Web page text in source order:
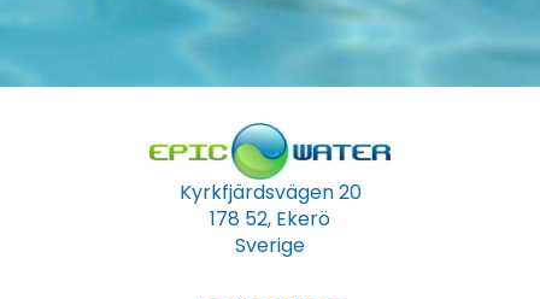
Kyrkfjärdsvägen 20
178 52, Ekerö
Sverige